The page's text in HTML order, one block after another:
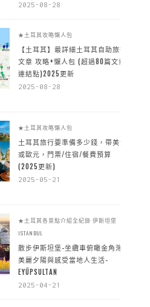
2025-08-28
★土耳其攻略懶人包
【土耳其】最詳細土耳其自助旅行
文章 攻略+懶人包 (超過80篇文章~
連結點)2025更新
2025-08-28
★土耳其攻略懶人包
土耳其旅行要準備多少錢，帶美金
或歐元，門票/住宿/餐費預算
(2025更新)
2025-05-21
★土耳其各景點介紹全紀錄 伊斯坦堡
ISTANBUL
散步伊斯坦堡-坐纜車俯瞰金角灣
美麗夕陽與感受當地人生活-
EYÜPSULTAN
2025-04-21